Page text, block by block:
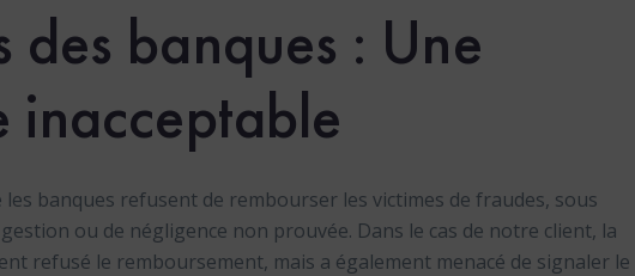
des banques : Une
inacceptable
les banques refusent de rembourser les victimes de fraudes, sous
ou de négligence non prouvée. Dans le cas de notre client, la
refusé le remboursement, mais a également menacé de signaler le